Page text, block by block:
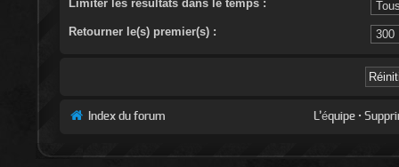
Limiter les résultats dans le temps :
Retourner le(s) premier(s) :
Index du forum L’équipe •